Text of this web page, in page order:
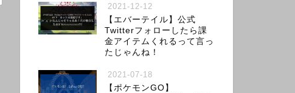
2021-12-12
【エバーテイル】公式
Twitterフォローしたら課
金アイテムくれるって言っ
たじゃんね！
2021-07-18
【ポケモンGO】